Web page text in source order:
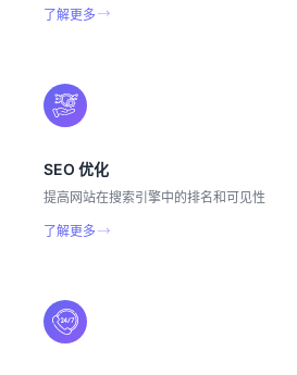
了解更多
SEO 优化
提高网站在搜索引擎中的排名和可见性
了解更多